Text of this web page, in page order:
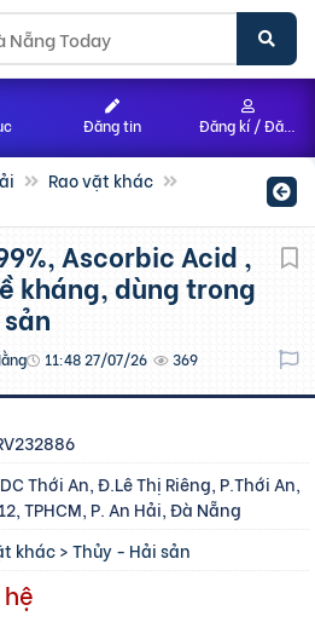
Rao vặt khác
kháng, dùng trong
11:48 27/07/26 369
Thới An, Đ.Lê Thị Riêng, P.Thới An,
TPHCM, P. An Hải, Đà Nẵng
khác>Thủy - Hải sản
Đăng tin